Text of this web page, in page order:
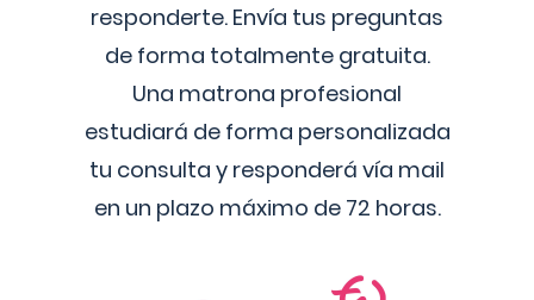
responderte. Envía tus preguntas
de forma totalmente gratuita.
Una matrona profesional
estudiará de forma personalizada
tu consulta y responderá vía mail
en un plazo máximo de 72 horas.